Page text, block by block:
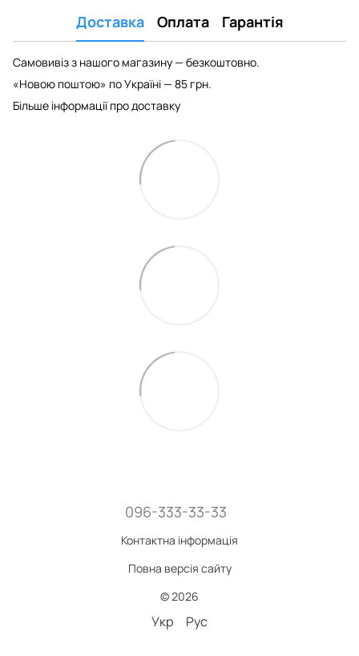
Доставка Оплата Гарантія
Самовивіз з нашого магазину — безкоштовно.
«Новою поштою» по Україні — 85 грн.
Більше інформації про доставку
096-333-33-33
Контактна інформація
Повна версія сайту
© 2026
Укр Рус